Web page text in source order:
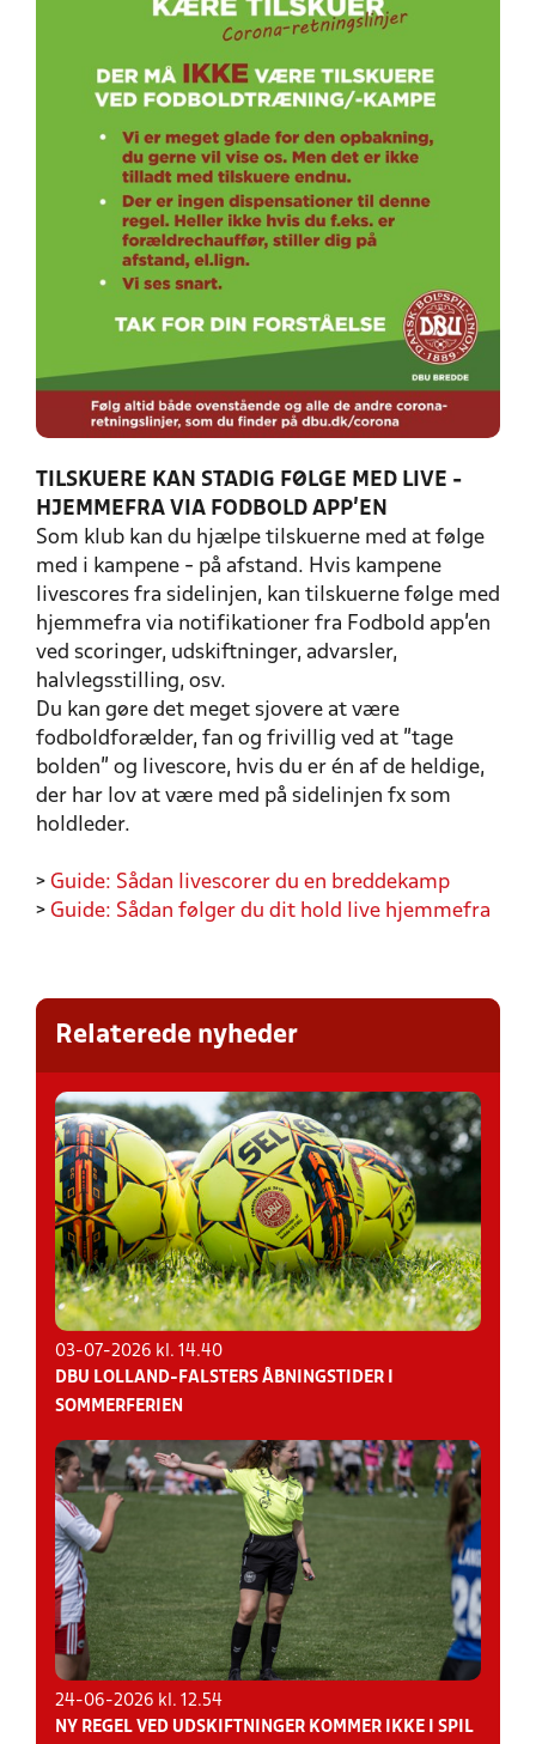
TILSKUERE KAN STADIG FØLGE MED LIVE -
HJEMMEFRA VIA FODBOLD APP'EN
Som klub kan du hjælpe tilskuerne med at følge
med i kampene - på afstand. Hvis kampene
livescores fra sidelinjen, kan tilskuerne følge med
hjemmefra via notifikationer fra Fodbold app'en
ved scoringer, udskiftninger, advarsler,
halvlegsstilling, osv.
Du kan gøre det meget sjovere at være
fodboldforælder, fan og frivillig ved at "tage
bolden" og livescore, hvis du er én af de heldige,
der har lov at være med på sidelinjen fx som
holdleder.
> Guide: Sådan livescorer du en breddekamp
> Guide: Sådan følger du dit hold live hjemmefra
Relaterede nyheder
03-07-2026 kl. 14.40
DBU LOLLAND-FALSTERS ÅBNINGSTIDER I
SOMMERFERIEN
24-06-2026 kl. 12.54
NY REGEL VED UDSKIFTNINGER KOMMER IKKE I SPIL